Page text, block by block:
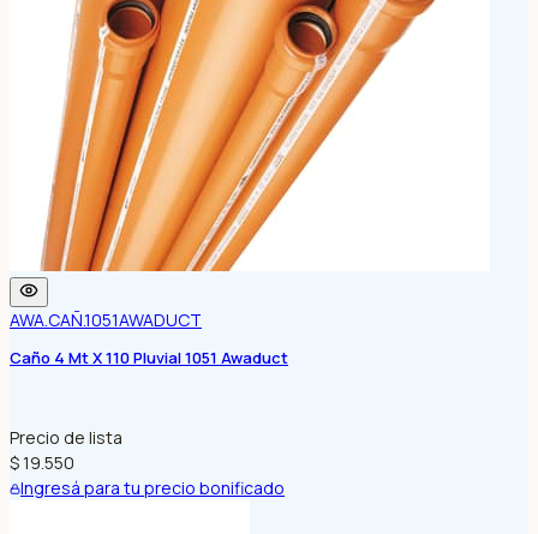
AWA.CAÑ.1051AWADUCT
Caño 4 Mt X 110 Pluvial 1051 Awaduct
Precio de lista
$ 19.550
Ingresá para tu precio bonificado